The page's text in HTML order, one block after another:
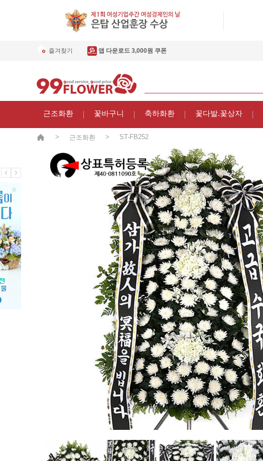
즐겨찾기 앱 다운로드 3,000원 쿠폰
근조화환 꽃바구니 축하화환 꽃다발.꽃상자
> 근조화환 > ST-FB252